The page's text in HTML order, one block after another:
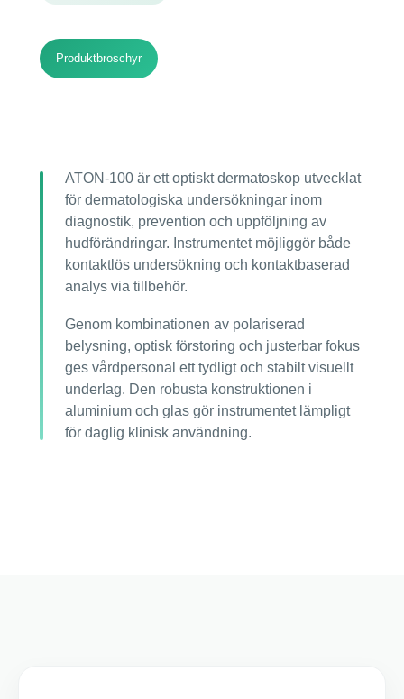
Produktbroschyr
ATON-100 är ett optiskt dermatoskop utvecklat
för dermatologiska undersökningar inom
diagnostik, prevention och uppföljning av
hudförändringar. Instrumentet möjliggör både
kontaktlös undersökning och kontaktbaserad
analys via tillbehör.
Genom kombinationen av polariserad
belysning, optisk förstoring och justerbar fokus
ges vårdpersonal ett tydligt och stabilt visuellt
underlag. Den robusta konstruktionen i
aluminium och glas gör instrumentet lämpligt
för daglig klinisk användning.